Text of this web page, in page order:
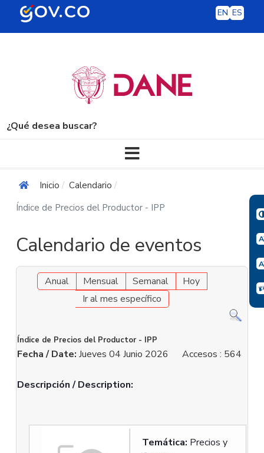
EN ES
¿Qué desea buscar?
Inicio
Calendario
Índice de Precios del Productor - IPP
Calendario de eventos
Anual Mensual Semanal
Hoy
Ir al mes específico
Índice de Precios del Productor - IPP
Fecha / Date:Jueves 04 Junio 2026 Accesos : 564
Descripción / Description:
Temática: Precios y